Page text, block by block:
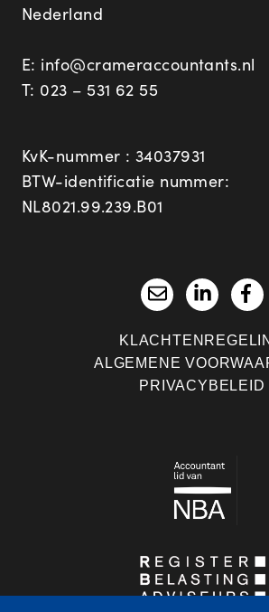
Nederland
E: info@crameraccountants.nl
T: 023 – 531 62 55
KvK-nummer : 34037931
BTW-identificatie nummer:
NL8021.99.239.B01
ALGEMENE
PRIVACYBELEID